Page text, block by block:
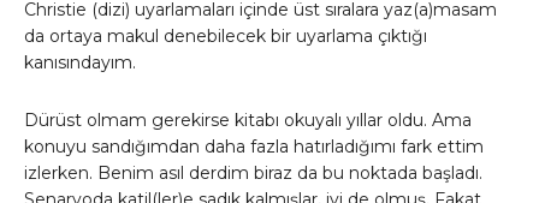
Christie (dizi) uyarlamaları içinde üst sıralara yaz(a)masam
da ortaya makul denebilecek bir uyarlama çıktığı
kanısındayım.
Dürüst olmam gerekirse kitabı okuyalı yıllar oldu. Ama
konuyu sandığımdan daha fazla hatırladığımı fark ettim
izlerken. Benim asıl derdim biraz da bu noktada başladı.